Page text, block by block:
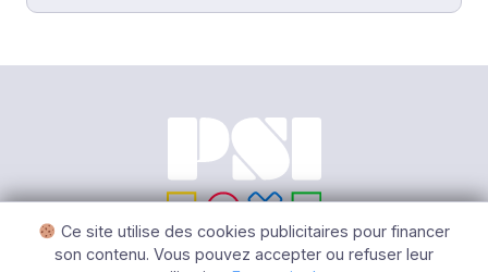
Ce site utilise des cookies publicitaires pour financer
son contenu. Vous pouvez accepter ou refuser leur